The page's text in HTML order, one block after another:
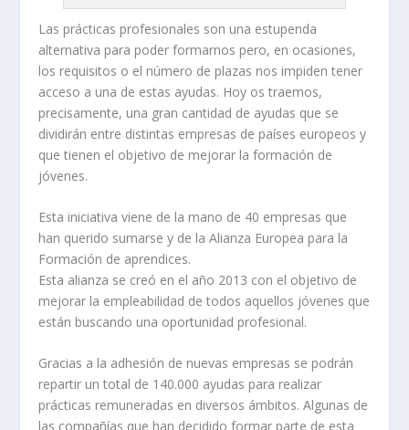
Las prácticas profesionales son una estupenda
alternativa para poder formarnos pero, en ocasiones,
los requisitos o el número de plazas nos impiden tener
acceso a una de estas ayudas. Hoy os traemos,
precisamente, una gran cantidad de ayudas que se
dividirán entre distintas empresas de países europeos y
que tienen el objetivo de mejorar la formación de
jóvenes.
Esta iniciativa viene de la mano de 40 empresas que
han querido sumarse y de la Alianza Europea para la
Formación de aprendices.
Esta alianza se creó en el año 2013 con el objetivo de
mejorar la empleabilidad de todos aquellos jóvenes que
están buscando una oportunidad profesional.
Gracias a la adhesión de nuevas empresas se podrán
repartir un total de 140.000 ayudas para realizar
prácticas remuneradas en diversos ámbitos. Algunas de
las compañías que han decidido formar parte de esta